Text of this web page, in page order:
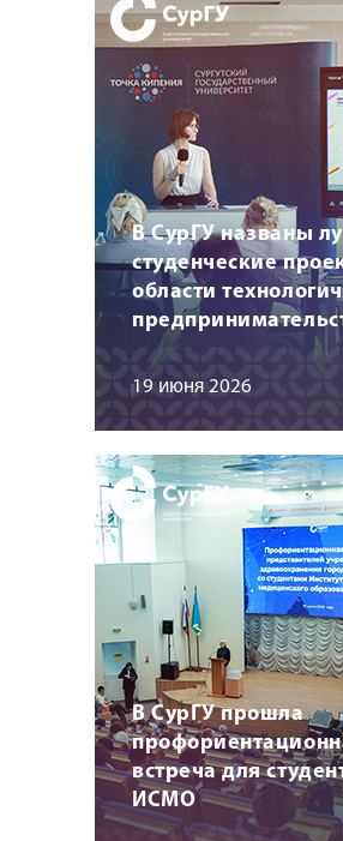
В СурГУ названы
студенческие
области
19 июня 2026
В СурГУ прошла
встреча для
ИСМО